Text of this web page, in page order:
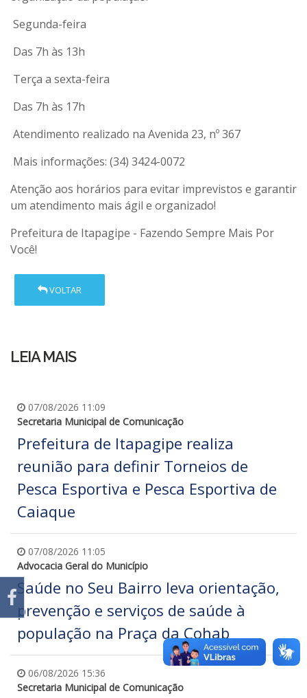
Segunda-feira
Das 7h às 13h
Terça a sexta-feira
Das 7h às 17h
Atendimento realizado na Avenida 23, nº 367
Mais informações: (34) 3424-0072
Atenção aos horários para evitar imprevistos e garantir
um atendimento mais ágil e organizado!
Prefeitura de Itapagipe - Fazendo Sempre Mais Por
Você!
VOLTAR
LEIA MAIS
07/08/2026 11:09
Secretaria Municipal de Comunicação
Prefeitura de Itapagipe realiza
reunião para definir Torneios de
Pesca Esportiva e Pesca Esportiva de
Caiaque
07/08/2026 11:05
Advocacia Geral do Município
Saúde no Seu Bairro leva orientação,
prevenção e serviços de saúde à
população na Praça da Cohab
06/08/2026 15:36
Secretaria Municipal de Comunicação